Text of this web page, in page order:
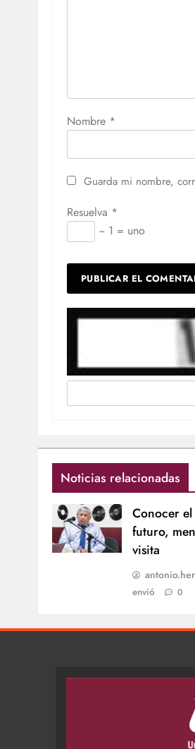
Nombre *
Guarda mi nombre,
Resuelva *
− 1 = uno
Noticias relacionadas
Conocer
futuro,
visita
envió
0